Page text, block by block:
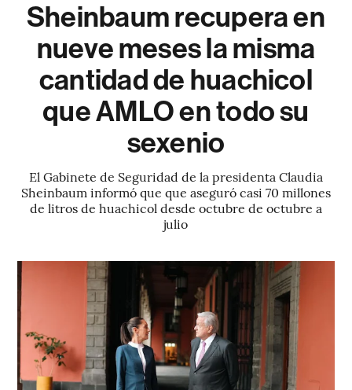
Sheinbaum recupera en
nueve meses la misma
cantidad de huachicol
que AMLO en todo su
sexenio
El Gabinete de Seguridad de la presidenta Claudia
Sheinbaum informó que que aseguró casi 70 millones
de litros de huachicol desde octubre de octubre a
julio